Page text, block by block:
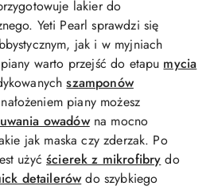
lakier do
Yeti Pearl sprawdzi się
jak i w myjniach
warto przejść do etapu mycia
szamponów
piany możesz
owadówna mocno
jak maska czy zderzak. Po
użyćścierek z mikrofibry do
detailerówdo szybkiego